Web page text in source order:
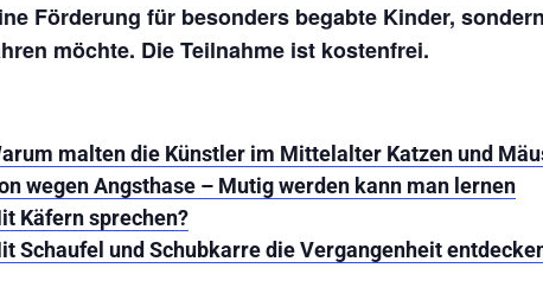
Förderung für besonders begabte Kinder,
möchte. Die Teilnahme ist kostenfrei.
malten die Künstler im Mittelalter Katzen und
wegen Angsthase – Mutig werden kann man lernen
Käfern sprechen?
Schaufel und Schubkarre die Vergangenheit